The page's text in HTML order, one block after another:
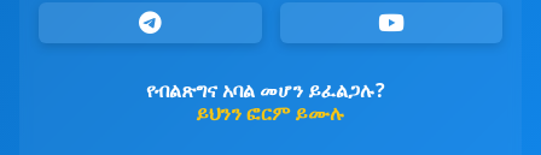
የብልጽግና አባል መሆን ይፈልጋሉ?
ይህንን ፎርም ይሙሉ